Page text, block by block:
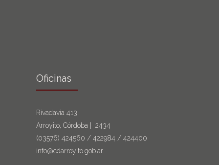
Oficinas
Rivadavia 413
Arroyito, Córdoba | 2434
(03576) 424560 / 422984 / 424400
info@cdarroyito.gob.ar